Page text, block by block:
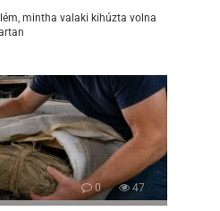
mintha valaki kihúzta volna
0 47